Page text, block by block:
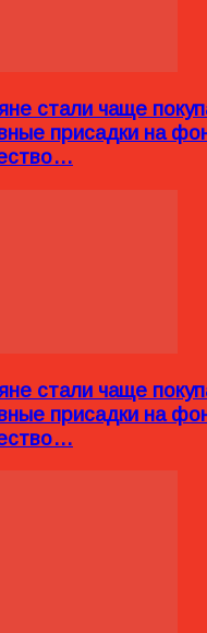
стали чаще
присадки на
стали чаще
присадки на